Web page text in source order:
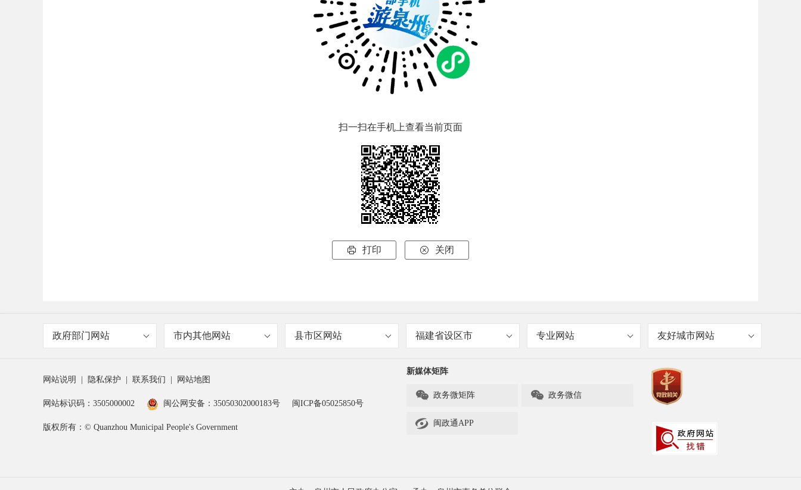
扫一扫在手机上查看当前页面
 打印  关闭
政府部门网站 市内其他网站 县市区网站 福建省设区市 专业网站 友好城市网站
网站说明 隐私保护 联系我们 网站地图
网站标识码：3505000002 闽公网安备：35050302000183号 闽ICP备05025850号
版权所有：© Quanzhou Municipal People's Government
新媒体矩阵
 政务微矩阵  政务微信
 闽政通APP